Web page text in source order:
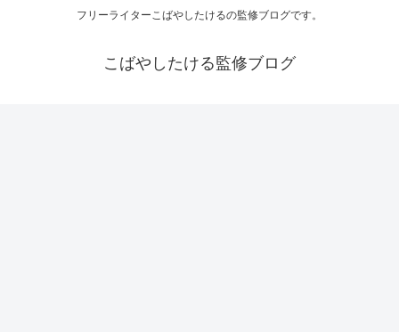
フリーライターこばやしたけるの監修ブログです。
こばやしたける監修ブログ